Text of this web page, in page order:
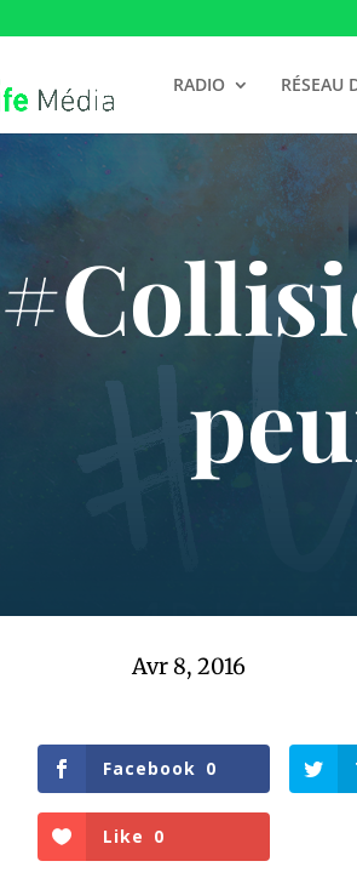
RADIO RÉSEAU
Avr 8, 2016
Facebook 0
Like 0